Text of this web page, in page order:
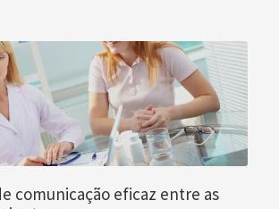
comunicação eficaz entre as